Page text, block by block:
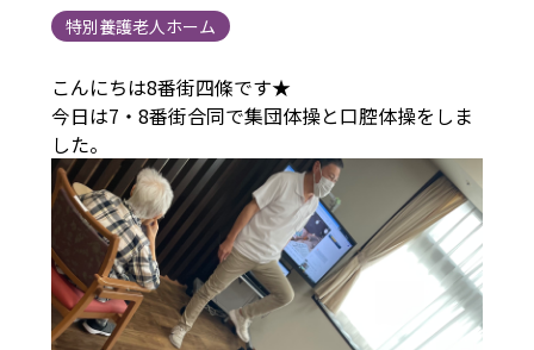
特別養護老人ホーム
こんにちは8番街四條です★
今日は7・8番街合同で集団体操と口腔体操をしま
した。